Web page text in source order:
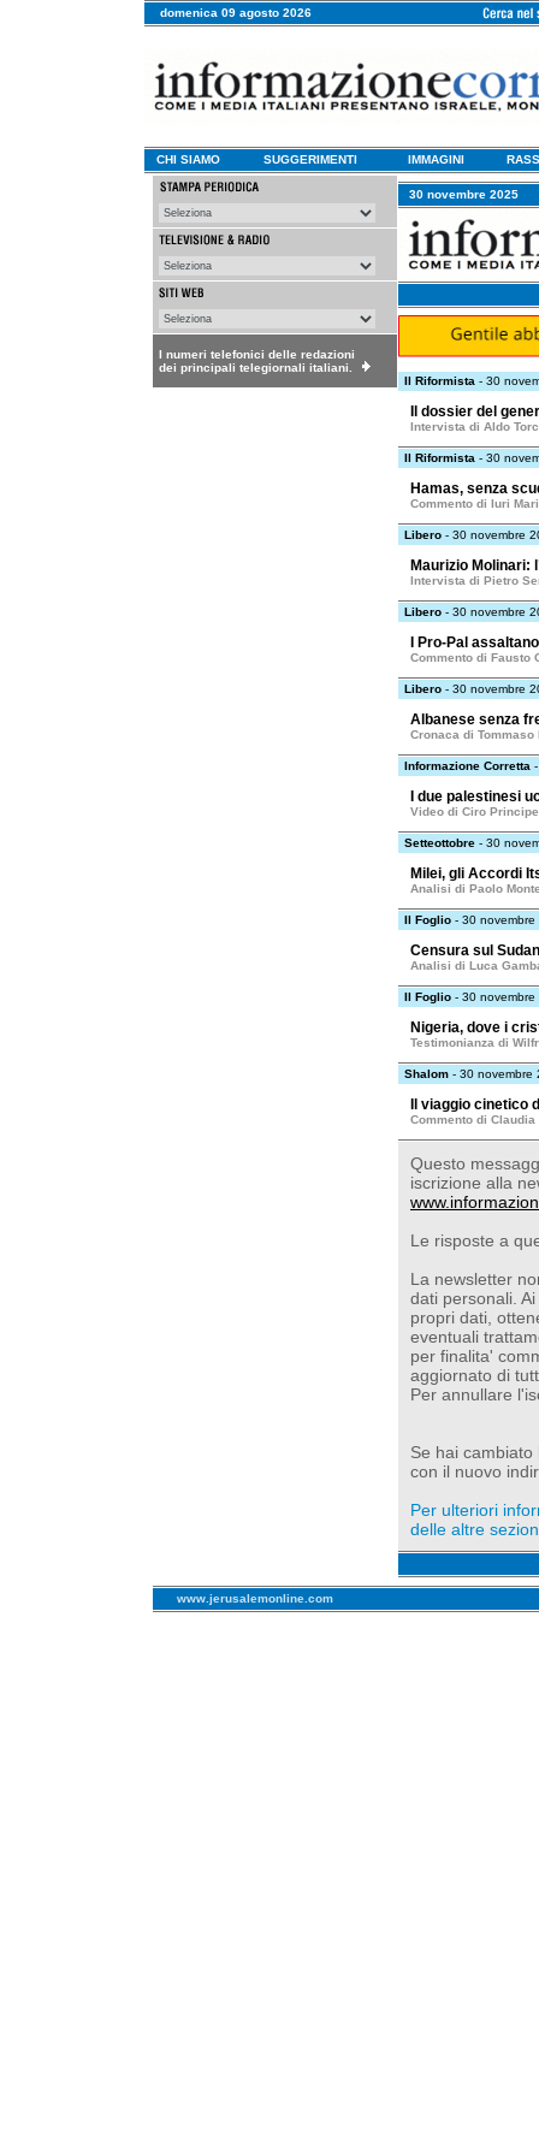
domenica 09 agosto 2026
CHI SIAMO SUGGERIMENTI IMMAGINI
I numeri telefonici delle redazioni
dei principali telegiornali italiani.
30 novembre 2025
Il Riformista - 30
Il dossier del
Intervista di Aldo
Il Riformista - 30
Hamas, senza
Commento di Iuri
Libero - 30 novembre
Maurizio Molinari:
Intervista di Pietro
Libero - 30 novembre
I Pro-Pal
Commento di Fausto
Libero - 30 novembre
Albanese senza
Cronaca di Tommaso
Informazione Corretta
I due palestinesi
Video di Ciro Principe
Setteottobre - 30
Milei, gli Accordi
Analisi di Paolo
Il Foglio - 30 novembre
Censura sul Sudan
Analisi di Luca
Il Foglio - 30 novembre
Nigeria, dove i
Testimonianza di
Shalom - 30 novembre
Il viaggio cinetico
Commento di Claudia
Questo
iscrizione alla
Le risposte a
La newsletter
dati personali.
propri dati,
eventuali
per finalita'
aggiornato di
Per annullare
Se hai
con il nuovo
Per ulteriori
delle altre
www.jerusalemonline.com